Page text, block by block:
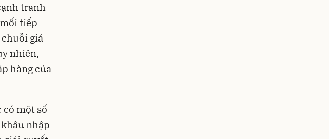
tranh
tiếp
giá
nhiên,
hàng của
có một số
nhập